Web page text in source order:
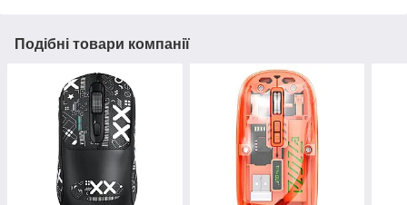
Подібні товари компанії